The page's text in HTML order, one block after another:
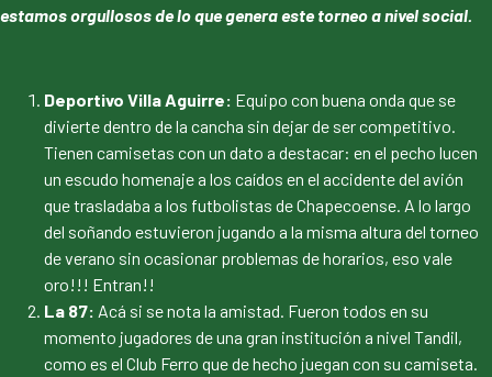
estamos orgullosos de lo que genera este torneo a nivel social.
Deportivo Villa Aguirre: Equipo con buena onda que se
divierte dentro de la cancha sin dejar de ser competitivo.
Tienen camisetas con un dato a destacar: en el pecho lucen
un escudo homenaje a los caídos en el accidente del avión
que trasladaba a los futbolistas de Chapecoense. A lo largo
del soñando estuvieron jugando a la misma altura del torneo
de verano sin ocasionar problemas de horarios, eso vale
oro!!! Entran!!
La 87: Acá si se nota la amistad. Fueron todos en su
momento jugadores de una gran institución a nivel Tandil,
como es el Club Ferro que de hecho juegan con su camiseta.